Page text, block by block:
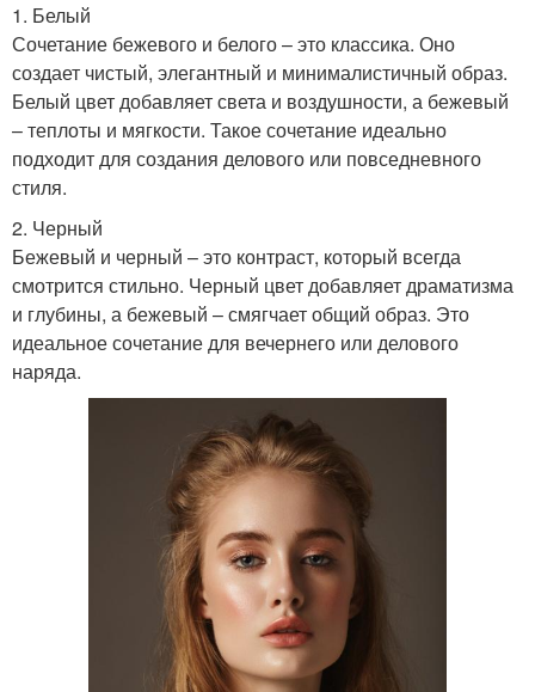
1. Белый
Сочетание бежевого и белого – это классика. Оно
создает чистый, элегантный и минималистичный образ.
Белый цвет добавляет света и воздушности, а бежевый
– теплоты и мягкости. Такое сочетание идеально
подходит для создания делового или повседневного
стиля.
2. Черный
Бежевый и черный – это контраст, который всегда
смотрится стильно. Черный цвет добавляет драматизма
и глубины, а бежевый – смягчает общий образ. Это
идеальное сочетание для вечернего или делового
наряда.